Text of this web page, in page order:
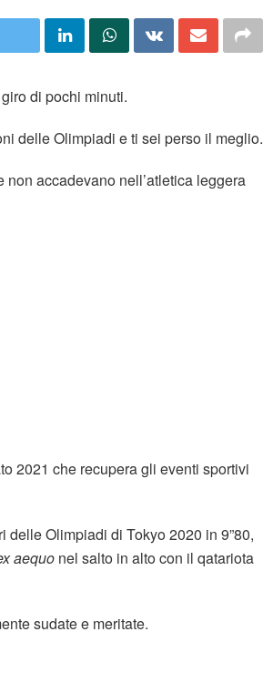
di pochi minuti.
delle Olimpiadi e ti sei perso il meglio.
accadevano nell’atletica leggera
2021 che recupera gli eventi sportivi
delle Olimpiadi di Tokyo 2020 in 9”80,
aequo nel salto in alto con il qatariota
sudate e meritate.